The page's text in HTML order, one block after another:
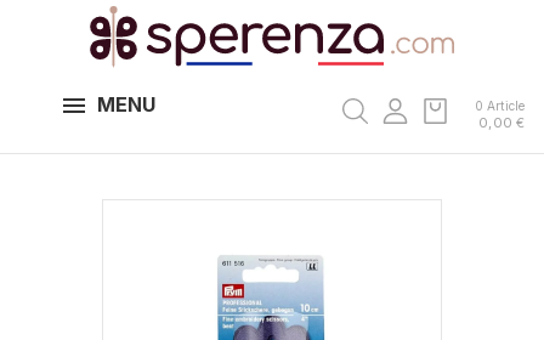
MENU 0 Article
0,00 €